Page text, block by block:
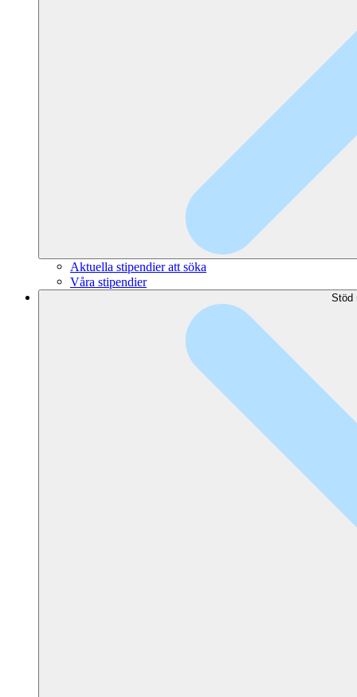
Aktuella stipendier att söka
Våra stipendier
Stöd